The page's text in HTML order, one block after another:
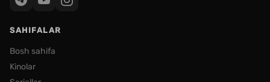
SAHIFALAR
Bosh sahifa
Kinolar